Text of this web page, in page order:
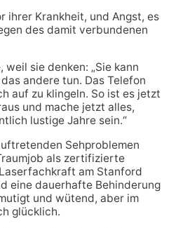
ihrer Krankheit, und Angst, es
des damit verbundenen
weil sie denken: „Sie kann
andere tun. Das Telefon
auf zu klingeln. So ist es jetzt
und mache jetzt alles,
lustige Jahre sein.“
Sehproblemen
als zertifizierte
am Stanford
eine dauerhafte Behinderung
und wütend, aber im
glücklich.